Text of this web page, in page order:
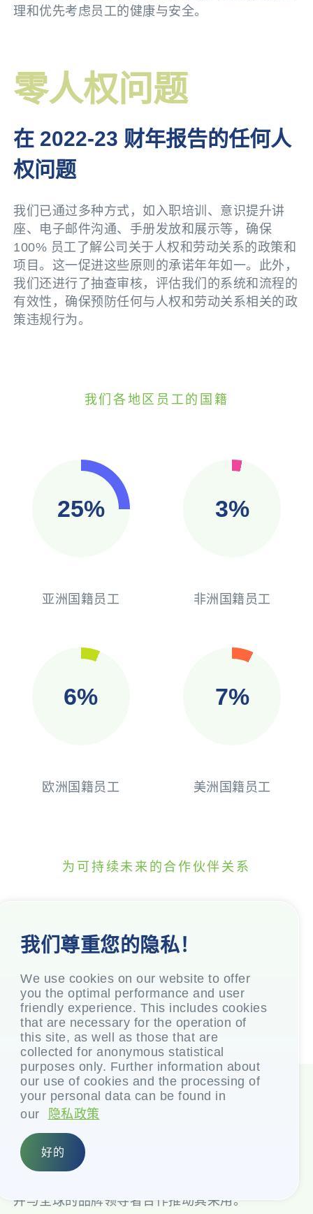
我们尊重您的隐私！
We use cookies on our website to offer
you the optimal performance and user
friendly experience. This includes cookies
that are necessary for the operation of
this site, as well as those that are
collected for anonymous statistical
purposes only. Further information about
our use of cookies and the processing of
your personal data can be found in
our
隐私政策
好的
理和优先考虑员工的健康与安全。
零人权问题
在 2022-23 财年报告的任何人
权问题
我们已通过多种方式，如入职培训、意识提升讲
座、电子邮件沟通、手册发放和展示等，确保
100% 员工了解公司关于人权和劳动关系的政策和
项目。这一促进这些原则的承诺年年如一。此外，
我们还进行了抽查审核，评估我们的系统和流程的
有效性，确保预防任何与人权和劳动关系相关的政
策违规行为。
我们各地区员工的国籍
50%
亚洲国籍员工
7%
非洲国籍员工
13%
欧洲国籍员工
14%
美洲国籍员工
为可持续未来的合作伙伴关系
想象各种可能
EPL 一直在可持续包装方面引领行业。在Platina
并与全球的品牌领导者合作推动其采用。